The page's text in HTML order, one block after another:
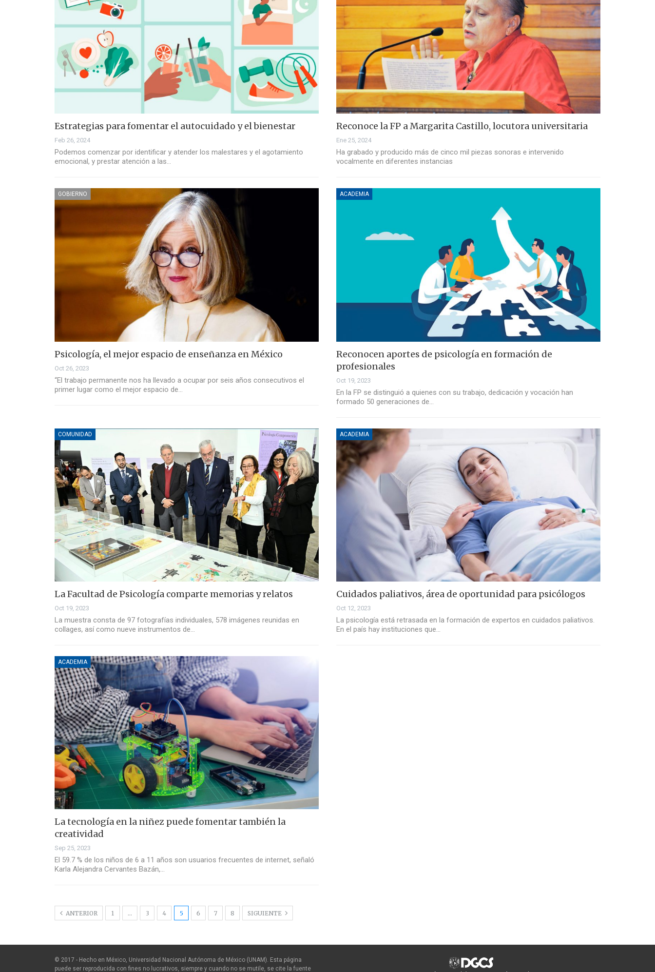
Estrategias para fomentar el autocuidado y el bienestar
Feb 26, 2024
Podemos comenzar por identificar y atender los malestares y el agotamiento
emocional, y prestar atención a las…
Reconoce la FP a Margarita Castillo, locutora universitaria
Ene 25, 2024
Ha grabado y producido más de cinco mil piezas sonoras e intervenido
vocalmente en diferentes instancias
GOBIERNO
Psicología, el mejor espacio de enseñanza en México
Oct 26, 2023
“El trabajo permanente nos ha llevado a ocupar por seis años consecutivos el
primer lugar como el mejor espacio de…
ACADEMIA
Reconocen aportes de psicología en formación de
profesionales
Oct 19, 2023
En la FP se distinguió a quienes con su trabajo, dedicación y vocación han
formado 50 generaciones de…
COMUNIDAD
La Facultad de Psicología comparte memorias y relatos
Oct 19, 2023
La muestra consta de 97 fotografías individuales, 578 imágenes reunidas en
collages, así como nueve instrumentos de…
ACADEMIA
Cuidados paliativos, área de oportunidad para psicólogos
Oct 12, 2023
La psicología está retrasada en la formación de expertos en cuidados paliativos.
En el país hay instituciones que…
ACADEMIA
La tecnología en la niñez puede fomentar también la
creatividad
Sep 25, 2023
El 59.7 % de los niños de 6 a 11 años son usuarios frecuentes de internet, señaló
Karla Alejandra Cervantes Bazán,…
ANTERIOR 1 … 3 4 5 6 7 8 SIGUIENTE
© 2017 - Hecho en México, Universidad Nacional Autónoma de México (UNAM). Esta página
puede ser reproducida con fines no lucrativos, siempre y cuando no se mutile, se cite la fuente